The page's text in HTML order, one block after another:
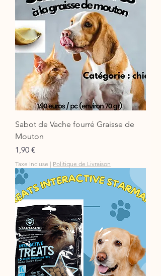
Sabot de Vache fourré Graisse de
Mouton
Prix
1,90 €
Taxe Incluse | Politique de Livraison